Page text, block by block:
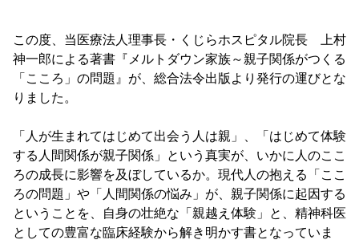
この度、当医療法人理事長・くじらホスピタル院長 上村
神一郎による著書『メルトダウン家族～親子関係がつくる
「こころ」の問題』が、総合法令出版より発行の運びとな
りました。
「人が生まれてはじめて出会う人は親」、「はじめて体験
する人間関係が親子関係」という真実が、いかに人のここ
ろの成長に影響を及ぼしているか。現代人の抱える「ここ
ろの問題」や「人間関係の悩み」が、親子関係に起因する
ということを、自身の壮絶な「親越え体験」と、精神科医
としての豊富な臨床経験から解き明かす書となっていま